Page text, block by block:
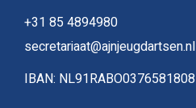
+31 85 4894980
secretariaat@ajnjeugdartsen.nl
IBAN: NL91RABO0376581808